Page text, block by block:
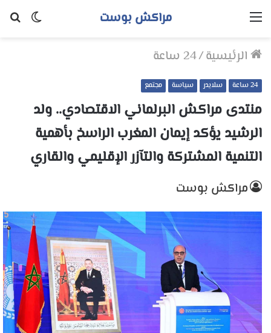
الوضع
مراكش بوست القائمة
الرئيسية/24 ساعة
24 ساعة سلايدر سياسة مجتمع
منتدى مراكش البرلماني الاقتصادي.. ولد
الرشيد يؤكد إيمان المغرب الراسخ بأهمية
التنمية المشتركة والتآزر الإقليمي والقاري
مراكش بوست